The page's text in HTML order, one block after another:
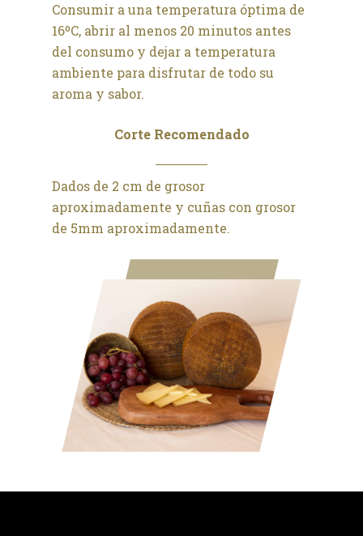
Consumir a una temperatura óptima de
16ºC, abrir al menos 20 minutos antes
del consumo y dejar a temperatura
ambiente para disfrutar de todo su
aroma y sabor.
Corte Recomendado
Dados de 2 cm de grosor
aproximadamente y cuñas con grosor
de 5mm aproximadamente.